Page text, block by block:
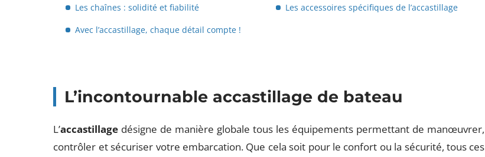
Les chaînes : solidité et fiabilité
Les accessoires spécifiques de l’accastillage
Avec l’accastillage, chaque détail compte !
L’incontournable accastillage de bateau
L’accastillage désigne de manière globale tous les équipements permettant de manœuvrer,
contrôler et sécuriser votre embarcation. Que cela soit pour le confort ou la sécurité, tous ces